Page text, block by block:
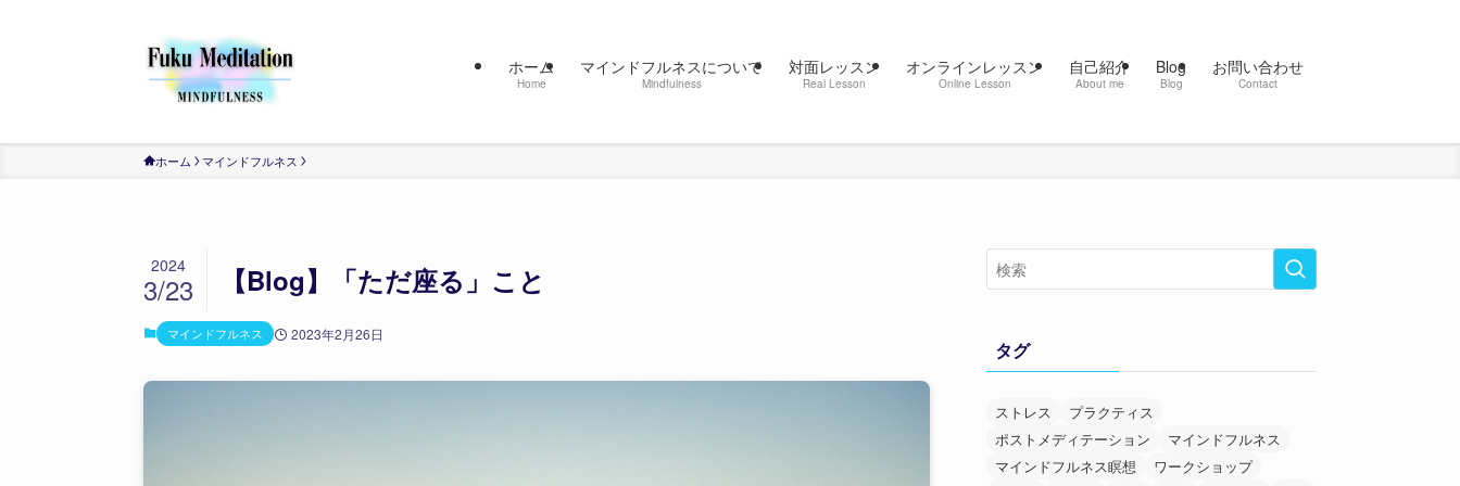
ホーム
Home
マインドフルネスについて
Mindfulness
対面レッスン
Real Lesson
オンラインレッスン
Online Lesson
自己紹介
About me
Blog
Blog
お問い合わせ
Contact
ホーム マインドフルネス
【Blog】「ただ座る」こと
2024
3/23
マインドフルネス 2023年2月26日
タグ
ストレス
プラクティス
ポストメディテーション
マインドフルネス
マインドフルネス瞑想
ワークショップ